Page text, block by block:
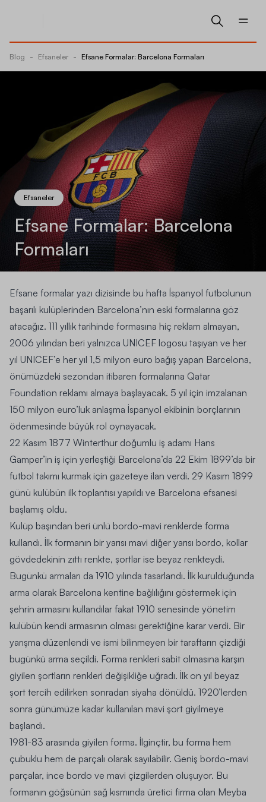
Blog - Efsaneler - Efsane Formalar: Barcelona Formaları
Efsaneler
Efsane Formalar: Barcelona
Formaları
Efsane formalar yazı dizisinde bu hafta İspanyol futbolunun
başarılı kulüplerinden Barcelona’nın eski formalarına göz
atacağız. 111 yıllık tarihinde formasına hiç reklam almayan,
2006 yılından beri yalnızca UNICEF logosu taşıyan ve her
yıl UNICEF’e her yıl 1,5 milyon euro bağış yapan Barcelona,
önümüzdeki sezondan itibaren formalarına Qatar
Foundation reklamı almaya başlayacak. 5 yıl için imzalanan
150 milyon euro’luk anlaşma İspanyol ekibinin borçlarının
ödenmesinde büyük rol oynayacak.
22 Kasım 1877 Winterthur doğumlu iş adamı Hans
Gamper’in iş için yerleştiği Barcelona’da 22 Ekim 1899’da bir
futbol takımı kurmak için gazeteye ilan verdi. 29 Kasım 1899
günü kulübün ilk toplantısı yapıldı ve Barcelona efsanesi
başlamış oldu.
Kulüp başından beri ünlü bordo-mavi renklerde forma
kullandı. İlk formanın bir yarısı mavi diğer yarısı bordo, kollar
gövdedekinin zıttı renkte, şortlar ise beyaz renkteydi.
Bugünkü armaları da 1910 yılında tasarlandı. İlk kurulduğunda
arma olarak Barcelona kentine bağlılığını göstermek için
şehrin armasını kullandılar fakat 1910 senesinde yönetim
kulübün kendi armasının olması gerektiğine karar verdi. Bir
yarışma düzenlendi ve ismi bilinmeyen bir taraftarın çizdiği
bugünkü arma seçildi. Forma renkleri sabit olmasına karşın
giyilen şortların renkleri değişikliğe uğradı. İlk on yıl beyaz
şort tercih edilirken sonradan siyaha dönüldü. 1920’lerden
sonra günümüze kadar kullanılan mavi şort giyilmeye
başlandı.
1981-83 arasında giyilen forma. İlginçtir, bu forma hem
çubuklu hem de parçalı olarak sayılabilir. Geniş bordo-mavi
parçalar, ince bordo ve mavi çizgilerden oluşuyor. Bu
formanın göğsünün sağ kısmında üretici firma olan Meyba